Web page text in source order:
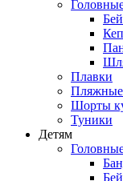
Плавки
Шорты
Туники
Детям